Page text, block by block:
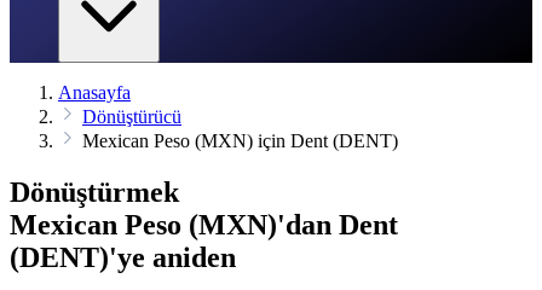
Anasayfa
Dönüştürücü
Mexican Peso (MXN) için Dent (DENT)
Dönüştürmek
Mexican Peso (MXN)'dan Dent
(DENT)'ye aniden